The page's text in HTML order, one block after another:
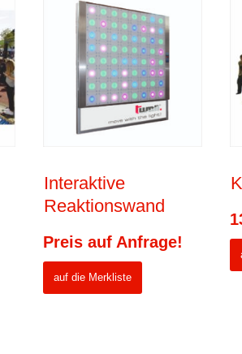
Interaktive
Reaktionswand
Preis auf Anfrage!
auf die Merkliste